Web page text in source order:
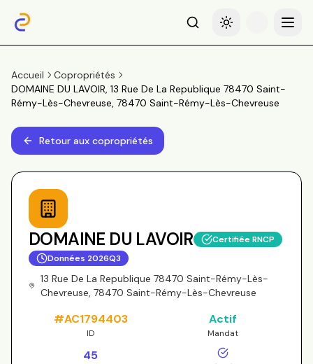
RechercheBasculer le thème
Menu
Accueil
Copropriétés
DOMAINE DU LAVOIR, 13 Rue De La Republique 78470 Saint-
Rémy-Lès-Chevreuse, 78470 Saint-Rémy-Lès-Chevreuse
Retour aux copropriétés
DOMAINE DU LAVOIR
Certifiée RNCP
Données 2026Q3
13 Rue De La Republique 78470 Saint-Rémy-Lès-
Chevreuse, 78470 Saint-Rémy-Lès-Chevreuse
#AC1794403
ID
Actif
Mandat
45